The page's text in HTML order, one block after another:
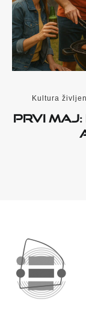
Kultura
Prvi maj: